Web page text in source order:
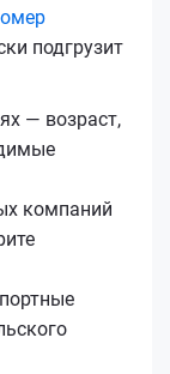
подгрузит
— возраст,
компаний